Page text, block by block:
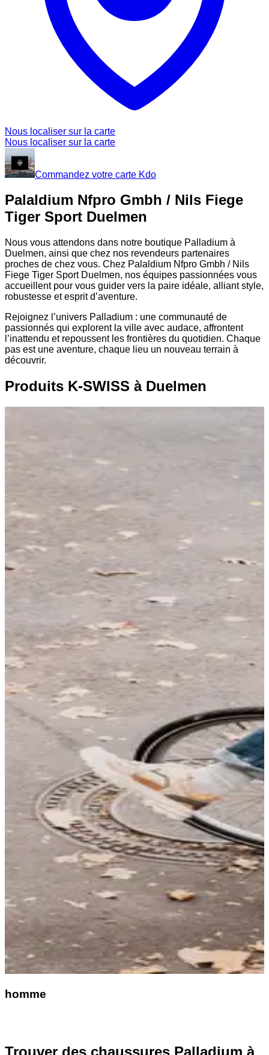
Nous localiser sur la carte
Nous localiser sur la carte
Commandez votre carte Kdo
Palaldium Nfpro Gmbh / Nils Fiege
Tiger Sport Duelmen
Nous vous attendons dans notre boutique Palladium à
Duelmen, ainsi que chez nos revendeurs partenaires
proches de chez vous. Chez Palaldium Nfpro Gmbh / Nils
Fiege Tiger Sport Duelmen, nos équipes passionnées vous
accueillent pour vous guider vers la paire idéale, alliant style,
robustesse et esprit d’aventure.
Rejoignez l’univers Palladium : une communauté de
passionnés qui explorent la ville avec audace, affrontent
l’inattendu et repoussent les frontières du quotidien. Chaque
pas est une aventure, chaque lieu un nouveau terrain à
découvrir.
Produits K-SWISS à Duelmen
homme
Trouver des chaussures Palladium à